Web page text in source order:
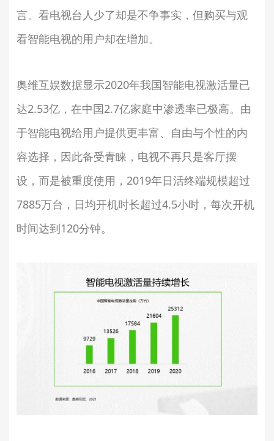
言。看电视台人少了却是不争事实，但购买与观
看智能电视的用户却在增加。
奥维互娱数据显示2020年我国智能电视激活量已
达2.53亿，在中国2.7亿家庭中渗透率已极高。由
于智能电视给用户提供更丰富、自由与个性的内
容选择，因此备受青睐，电视不再只是客厅摆
设，而是被重度使用，2019年日活终端规模超过
7885万台，日均开机时长超过4.5小时，每次开机
时间达到120分钟。